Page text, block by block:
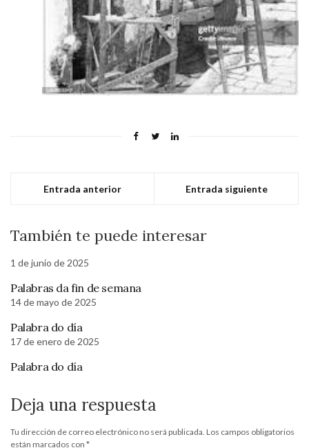
Entrada anterior Entrada siguiente
También te puede interesar
1 de junio de 2025
Palabras da fin de semana
14 de mayo de 2025
Palabra do día
17 de enero de 2025
Palabra do día
Deja una respuesta
Tu dirección de correo electrónico no será publicada. Los campos obligatorios
están marcados con *